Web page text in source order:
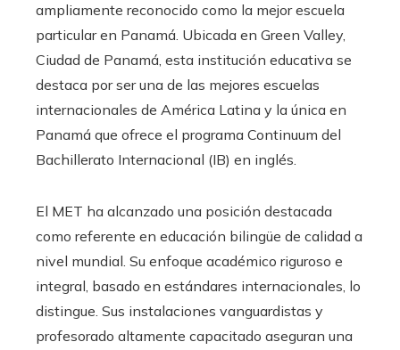
ampliamente reconocido como la mejor escuela
particular en Panamá. Ubicada en Green Valley,
Ciudad de Panamá, esta institución educativa se
destaca por ser una de las mejores escuelas
internacionales de América Latina y la única en
Panamá que ofrece el programa Continuum del
Bachillerato Internacional (IB) en inglés.
El MET ha alcanzado una posición destacada
como referente en educación bilingüe de calidad a
nivel mundial. Su enfoque académico riguroso e
integral, basado en estándares internacionales, lo
distingue. Sus instalaciones vanguardistas y
profesorado altamente capacitado aseguran una